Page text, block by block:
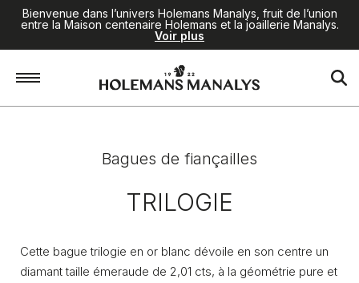
Bienvenue dans l’univers Holemans Manalys, fruit de l’union
entre la Maison centenaire Holemans et la joaillerie Manalys.
Voir plus
Joaillerie / Bagues de fiançailles
Bagues de fiançailles
TRILOGIE
Cette bague trilogie en or blanc dévoile en son centre un
diamant taille émeraude de 2,01 cts, à la géométrie pure et